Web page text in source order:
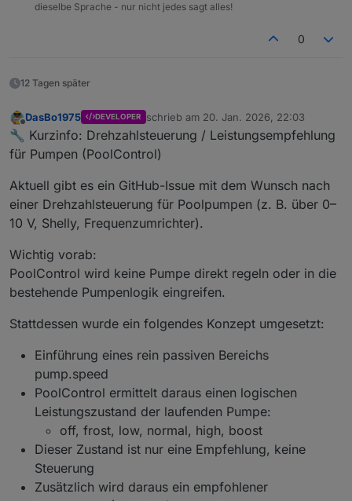
dieselbe Sprache - nur nicht jedes sagt alles!
0
12 Tagen später
Offline
DasBo1975 DEVELOPER schrieb am 20. Jan. 2026, 22:03
zuletzt editiert von
🔧 Kurzinfo: Drehzahlsteuerung / Leistungsempfehlung
für Pumpen (PoolControl)
Aktuell gibt es ein GitHub-Issue mit dem Wunsch nach
einer Drehzahlsteuerung für Poolpumpen (z. B. über 0–
10 V, Shelly, Frequenzumrichter).
Wichtig vorab:
PoolControl wird keine Pumpe direkt regeln oder in die
bestehende Pumpenlogik eingreifen.
Stattdessen wurde ein folgendes Konzept umgesetzt:
Einführung eines rein passiven Bereichs
pump.speed
PoolControl ermittelt daraus einen logischen
Leistungszustand der laufenden Pumpe:
off, frost, low, normal, high, boost
Dieser Zustand ist nur eine Empfehlung, keine
Steuerung
Zusätzlich wird daraus ein empfohlener